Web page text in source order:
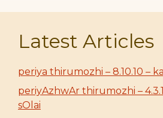
Latest Articles
periya thirumozhi – 8.10.10 –
periyAzhwAr thirumozhi –
sOlai